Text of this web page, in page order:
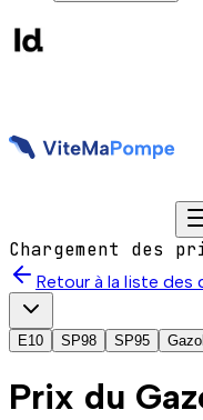
Chargement des
Retour à la liste des
E10 SP98 SP95
Prix du